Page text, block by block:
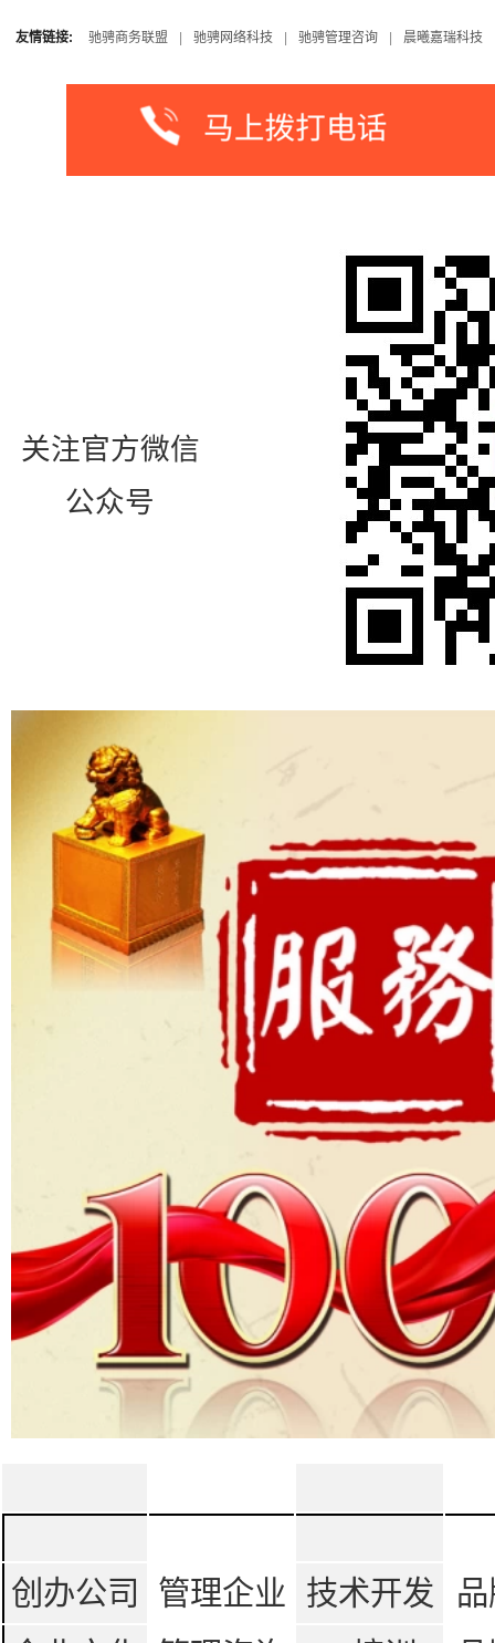
友情链接: 驰骋商务联盟 驰骋网络科技 驰骋管理咨询 晨曦嘉瑞科技
关注官方微信
公众号
创办公司 管理企业 技术开发